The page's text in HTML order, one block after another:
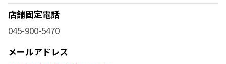
店舗固定電話
045-900-5470
メールアドレス